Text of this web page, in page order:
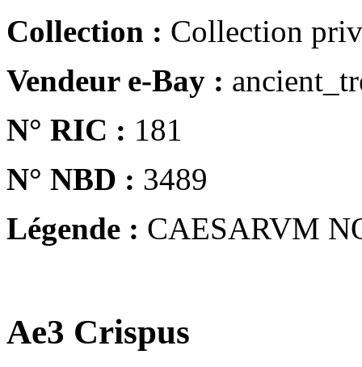
Collection : Collection
Vendeur e-Bay :
N° RIC : 181
N° NBD : 3489
Légende : CAESARVM
Ae3 Crispus